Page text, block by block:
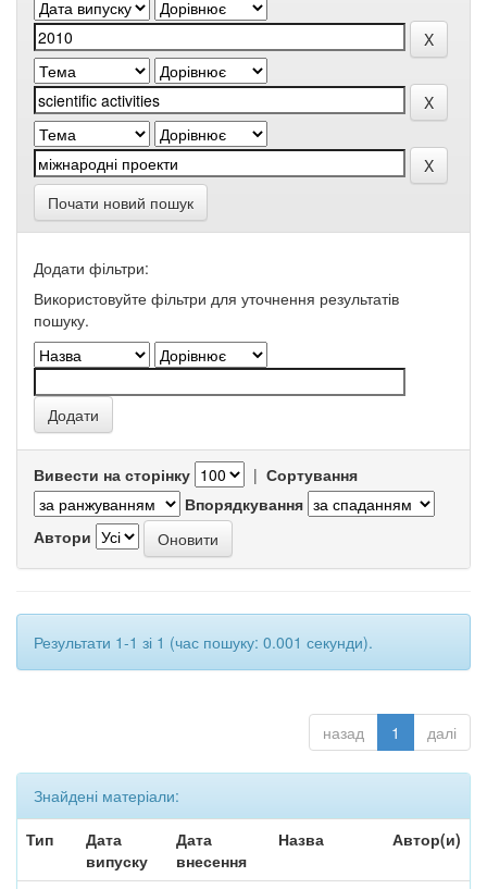
Почати новий пошук
Додати фільтри:
Використовуйте фільтри для уточнення результатів
пошуку.
Вивести на сторінку | Сортування
Впорядкування
Автори
Результати 1-1 зі 1 (час пошуку: 0.001 секунди).
назад 1 далі
Знайдені матеріали:
Тип
Дата
випуску
Дата
внесення
Назва Автор(и)